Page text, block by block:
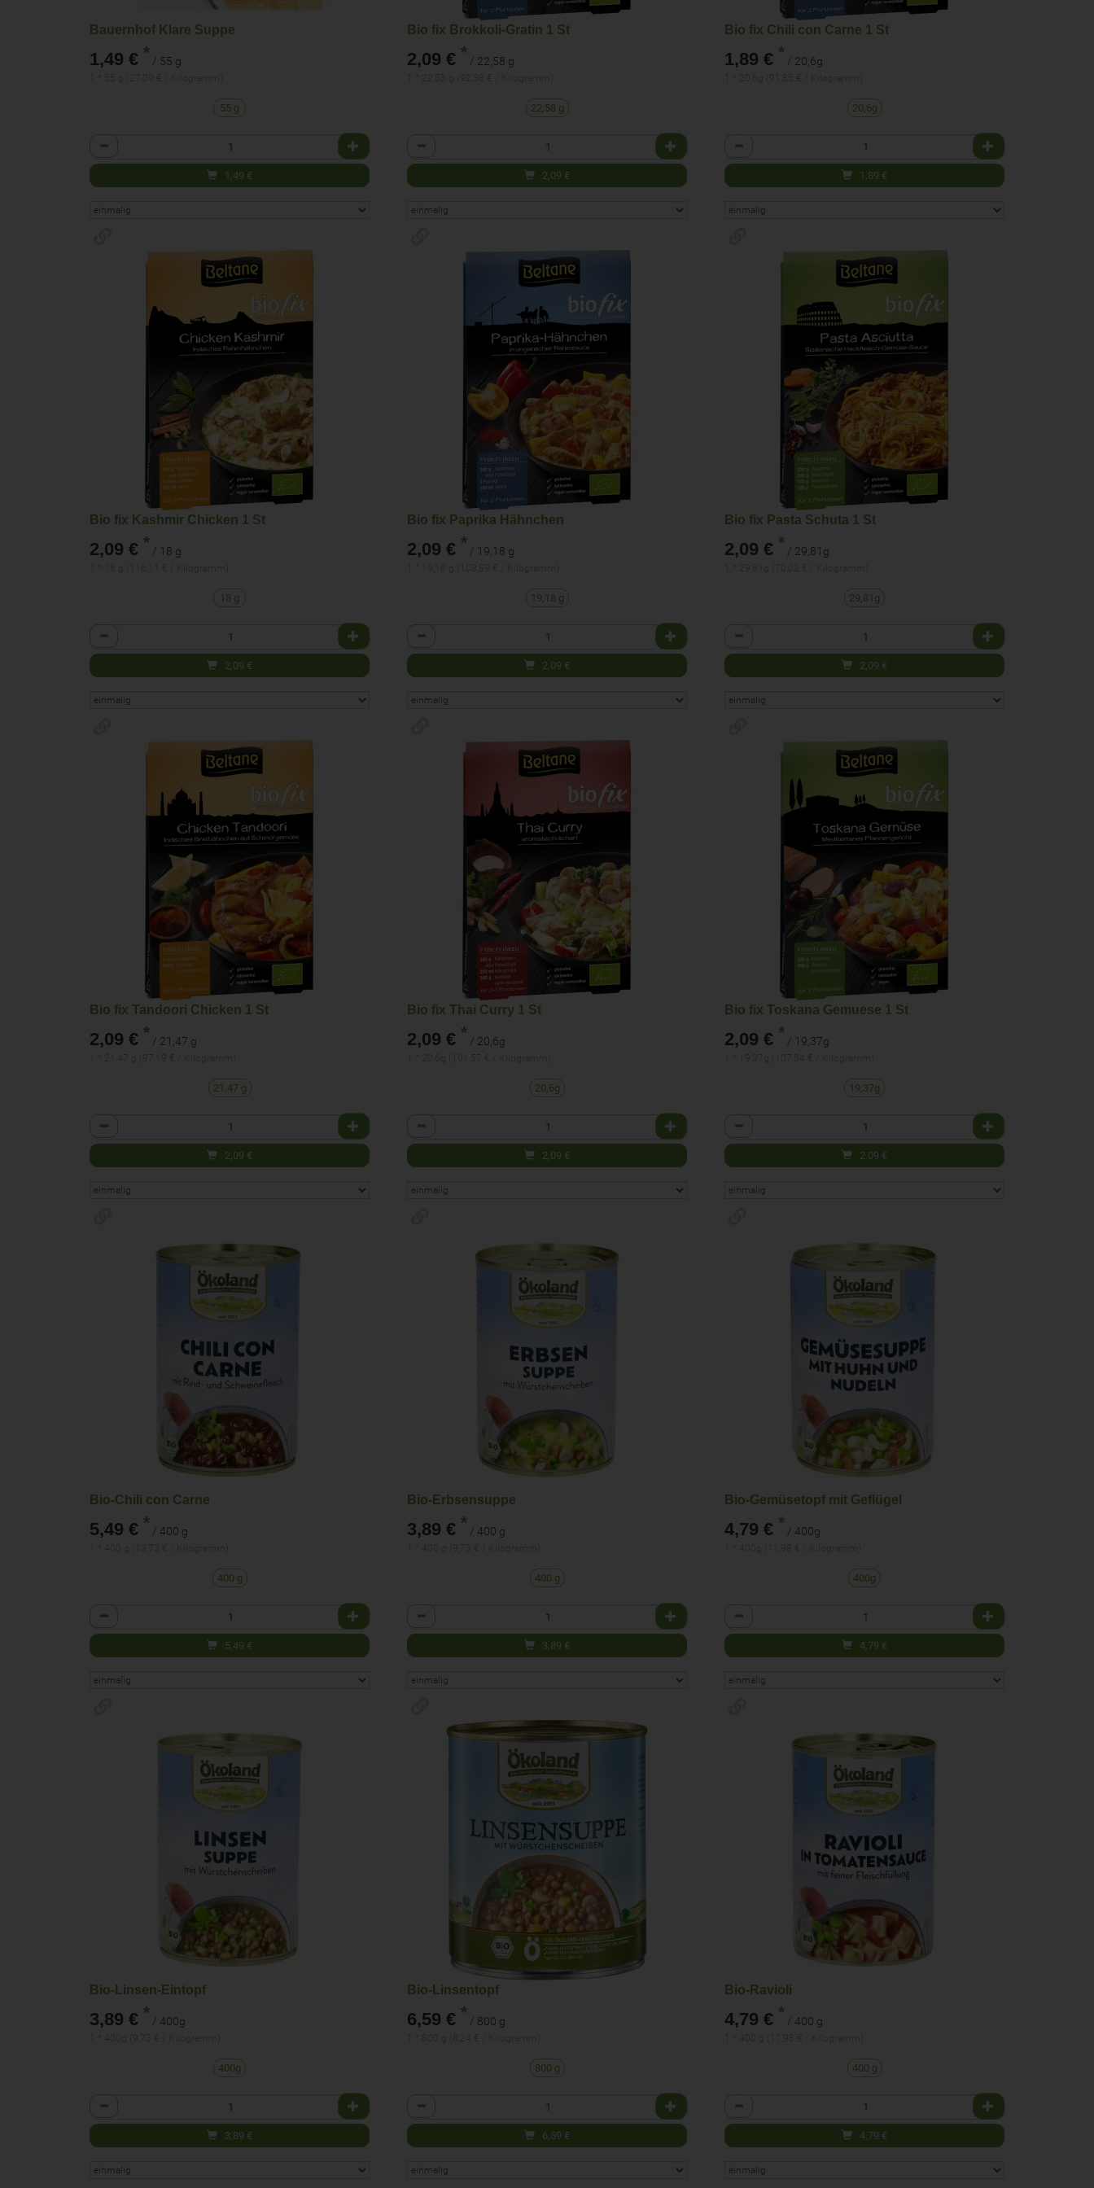
Bauernhof Klare Suppe
1,49 € * / 55 g
55 g
Anzahl
1,49 €
Bio fix Brokkoli-Gratin 1 St
2,09 € * / 22,58 g
22,58 g
Anzahl
2,09 €
Bio fix Chili con Carne 1 St
1,89 € * / 20,6g
20,6g
Anzahl
1,89 €
Bio fix Kashmir Chicken 1 St
2,09 € * / 18 g
18 g
Anzahl
2,09 €
Bio fix Paprika Hähnchen
2,09 € * / 19,18 g
19,18 g
Anzahl
2,09 €
Bio fix Pasta Schuta 1 St
2,09 € * / 29,81g
29,81g
Anzahl
2,09 €
Bio fix Tandoori Chicken 1 St
2,09 € * / 21,47 g
21,47 g
Anzahl
2,09 €
Bio fix Thai Curry 1 St
2,09 € * / 20,6g
20,6g
Anzahl
2,09 €
Bio fix Toskana Gemuese 1 St
2,09 € * / 19,37g
19,37g
Anzahl
2,09 €
Bio-Chili con Carne
5,49 € * / 400 g
400 g
Anzahl
5,49 €
Bio-Erbsensuppe
3,89 € * / 400 g
400 g
Anzahl
3,89 €
Bio-Gemüsetopf mit Geflügel
4,79 € * / 400g
400g
Anzahl
4,79 €
Bio-Linsen-Eintopf
3,89 € * / 400g
400g
Anzahl
3,89 €
Bio-Linsentopf
6,59 € * / 800 g
800 g
Anzahl
6,59 €
Bio-Ravioli
4,79 € * / 400 g
400 g
Anzahl
4,79 €